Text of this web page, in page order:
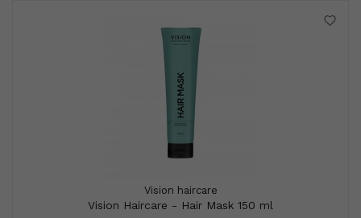
Vision haircare
Vision Haircare - Hair Mask 150 ml